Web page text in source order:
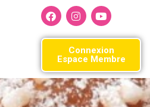
Connexion
Espace Membre